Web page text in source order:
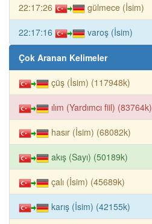
22:17:26 gülmece (İsim)
22:17:16 varoş (İsim)
Çok Aranan Kelimeler
çüş (İsim) (117948k)
ılım (Yardımcı fiil) (83764k)
hasır (İsim) (68082k)
akış (Sayı) (50189k)
çalı (İsim) (45689k)
karış (İsim) (42155k)